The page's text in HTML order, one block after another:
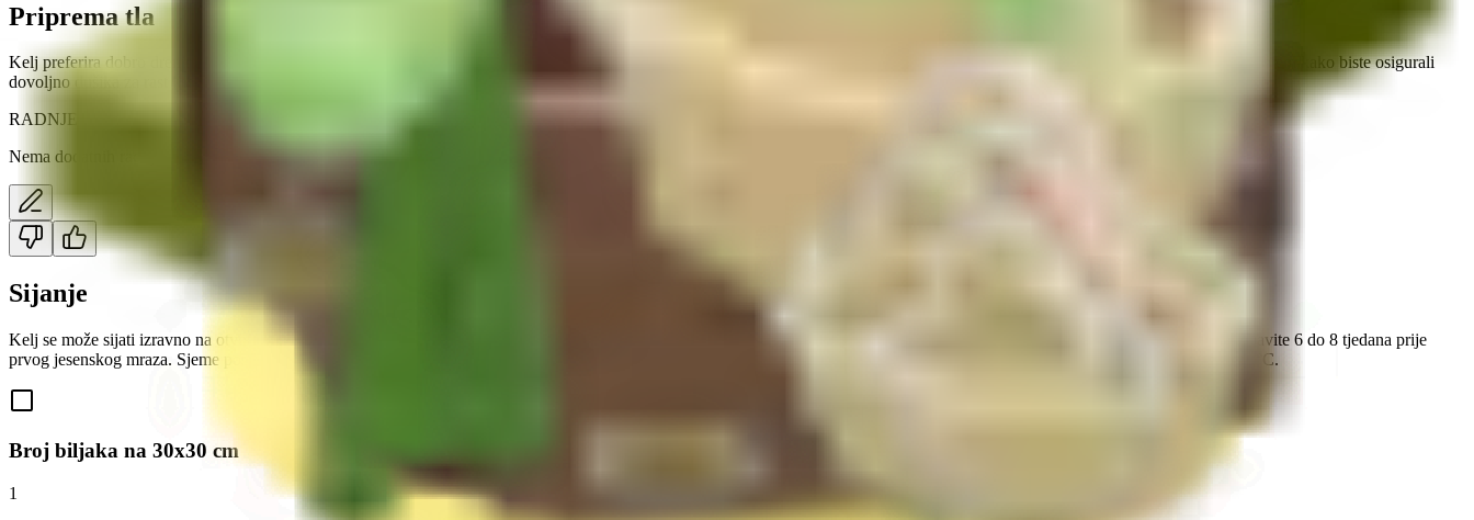
Priprema tla
Kelj preferira dobro drenirano, plodno tlo bogato organskom tvari, s pH vrijednosti između 6,5 i 6,8. Prije sjetve ili sadnje, obogatite tlo kompostom ili dobro razgrađenim stajskim gnojem kako biste osigurali
dovoljno dušika za rast listova. ​
RADNJE
Nema dodatnih radnji
Sijanje
Kelj se može sijati izravno na otvorenom ili uzgojiti iz presadnica. Za proljetnu berbu, sjetvu obavite 3 do 5 tjedana prije posljednjeg očekivanog mraza. Za jesensku berbu, sjetvu obavite 6 do 8 tjedana prije
prvog jesenskog mraza. Sjeme posijajte na dubinu od 1 do 1,5 cm, s razmakom od 30 do 60 cm između biljaka. Kelj klija za 6 do 14 dana pri optimalnoj temperaturi tla od 15 do 20 °C. ​
Broj biljaka na 30x30 cm
1